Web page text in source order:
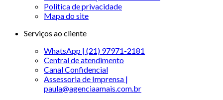
Politica de privacidade
Mapa do site
Serviços ao cliente
WhatsApp | (21) 97971-2181
Central de atendimento
Canal Confidencial
Assessoria de Imprensa |
paula@agenciaamais.com.br